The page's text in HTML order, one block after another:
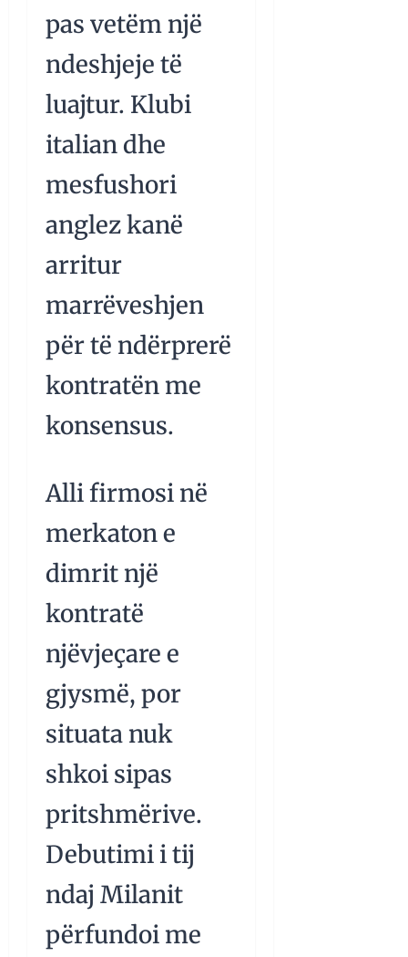
pas vetëm një
ndeshjeje të
luajtur. Klubi
italian dhe
mesfushori
anglez kanë
arritur
marrëveshjen
për të ndërprerë
kontratën me
konsensus.
Alli firmosi në
merkaton e
dimrit një
kontratë
njëvjeçare e
gjysmë, por
situata nuk
shkoi sipas
pritshmërive.
Debutimi i tij
ndaj Milanit
përfundoi me